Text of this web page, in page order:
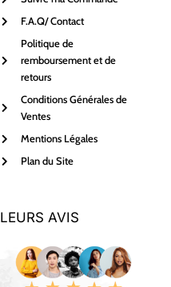
F.A.Q/ Contact
Politique de
remboursement et de
retours
Conditions Générales de
Ventes
Mentions Légales
Plan du Site
LEURS AVIS